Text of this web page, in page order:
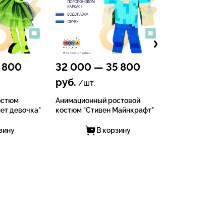
800
девочка"
32 000 —35 800
руб. /шт.
Анимационный ростовой
костюм "Стивен Майнкрафт"
В корзину